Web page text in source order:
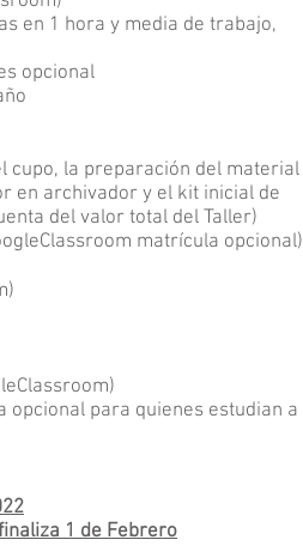
en 1 hora y media de trabajo,
opcional
cupo, la preparación del material
en archivador y el kit inicial de
del valor total del Taller)
matrícula opcional)
opcional para quienes estudian a
1 de Febrero